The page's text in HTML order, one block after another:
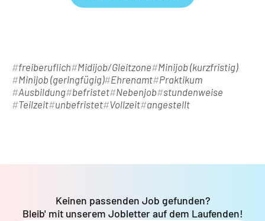
freiberuflich Midijob/Gleitzone
Minijob (kurzfristig)
Minijob (geringfügig) Ehrenamt Praktikum
Ausbildung befristet Nebenjob
stundenweise
Teilzeit unbefristet Vollzeit angestellt
Keinen passenden Job gefunden?
Bleib' mit unserem Jobletter auf dem Laufenden!